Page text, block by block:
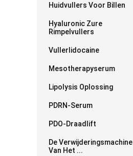
Huidvullers Voor Billen
Hyaluronic Zure
Rimpelvullers
Vullerlidocaine
Mesotherapyserum
Lipolysis Oplossing
PDRN-Serum
PDO-Draadlift
De Verwijderingsmachine
Van Het ...